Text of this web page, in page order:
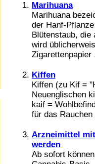
Marihuana
Marihuana
der Hanf-
Blütenstaub, die
wird
Zigarettenpapier
Kiffen
Kiffen (zu Kif =
Neuenglischen
kaif =
für das
Arzneimittel
werden
Ab sofort